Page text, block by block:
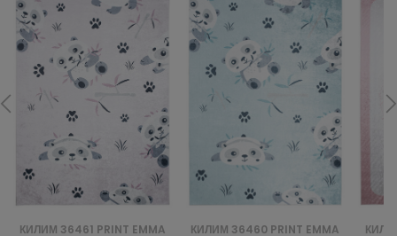
КИЛИМ 36461 PRINT EMMA КИЛИМ 36460 PRINT EMMA